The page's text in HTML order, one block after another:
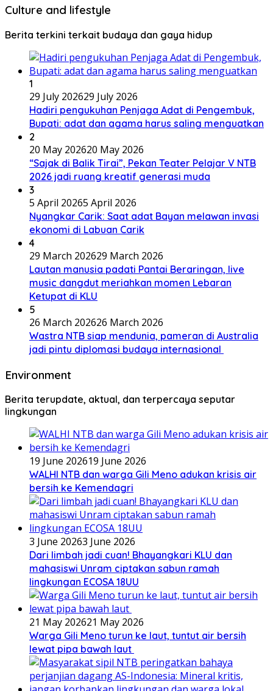
Culture and lifestyle
Berita terkini terkait budaya dan gaya hidup
1
29 July 202629 July 2026
Hadiri pengukuhan Penjaga Adat di Pengembuk,
Bupati: adat dan agama harus saling menguatkan
2
20 May 202620 May 2026
“Sajak di Balik Tirai”, Pekan Teater Pelajar V NTB
2026 jadi ruang kreatif generasi muda
3
5 April 20265 April 2026
Nyangkar Carik: Saat adat Bayan melawan invasi
ekonomi di Labuan Carik
4
29 March 202629 March 2026
Lautan manusia padati Pantai Beraringan, live
music dangdut meriahkan momen Lebaran
Ketupat di KLU
5
26 March 202626 March 2026
Wastra NTB siap mendunia, pameran di Australia
jadi pintu diplomasi budaya internasional
Environment
Berita terupdate, aktual, dan terpercaya seputar
lingkungan
19 June 202619 June 2026
WALHI NTB dan warga Gili Meno adukan krisis air
bersih ke Kemendagri
3 June 20263 June 2026
Dari limbah jadi cuan! Bhayangkari KLU dan
mahasiswi Unram ciptakan sabun ramah
lingkungan ECOSA 18UU
21 May 202621 May 2026
Warga Gili Meno turun ke laut, tuntut air bersih
lewat pipa bawah laut